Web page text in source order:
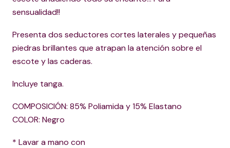
sensualidad!!
Presenta dos seductores cortes laterales y pequeñas
piedras brillantes que atrapan la atención sobre el
escote y las caderas.
Incluye tanga.
COMPOSICIÓN: 85% Poliamida y 15% Elastano
COLOR: Negro
* Lavar a mano con